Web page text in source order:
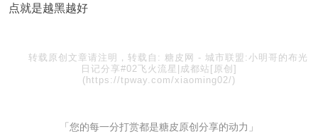
点就是越黑越好
转载原创文章请注明，转载自: 糖皮网 - 城市联盟:小明哥的布光
日记分享#02飞火流星|成都站[原创]
(https://tpway.com/xiaoming02/)
「您的每一分打赏都是糖皮原创分享的动力」